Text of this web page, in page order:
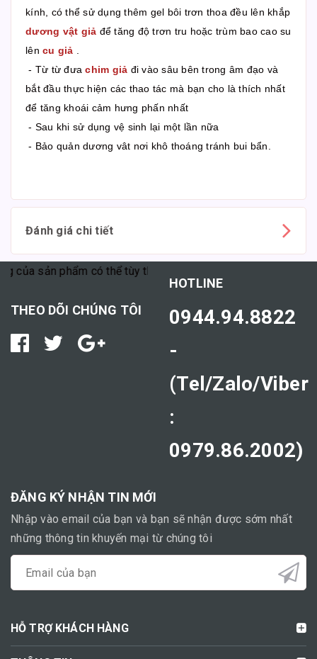
kính, có thể sử dụng thêm gel bôi trơn thoa đều lên khắp
dương vật giả để tăng độ trơn tru hoặc trùm bao cao su
lên cu giả .
- Từ từ đưachim giả đi vào sâu bên trong âm đạo và
bắt đầu thực hiện các thao tác mà bạn cho là thích nhất
để tăng khoái cảm hưng phấn nhất
- Sau khi sử dụng vệ sinh lại một lần nữa
- Bảo quản dương vât nơi khô thoáng tránh bui bẩn.
Đánh giá chi tiết
sản phẩm có thể tùy thuộc vào cơ địa mỗi người."
THEO DÕI CHÚNG TÔI
HOTLINE
0944.94.8822
-
(Tel/Zalo/Viber
:
0979.86.2002)
ĐĂNG KÝ NHẬN TIN MỚI
Nhập vào email của bạn và bạn sẽ nhận được sớm nhất
những thông tin khuyến mại từ chúng tôi
HỖ TRỢ KHÁCH HÀNG